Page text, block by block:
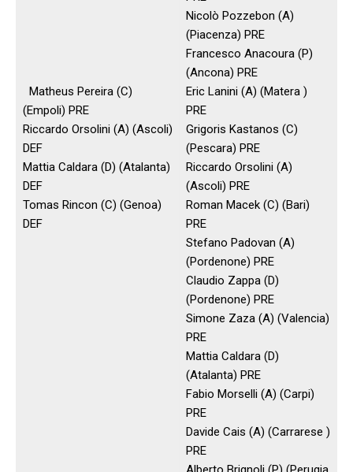
Matheus Pereira (C)
(Empoli) PRE
Riccardo Orsolini (A) (Ascoli)
DEF
Mattia Caldara (D) (Atalanta)
DEF
Tomas Rincon (C) (Genoa)
DEF
Nicolò Pozzebon (A)
(Piacenza) PRE
Francesco Anacoura (P)
(Ancona) PRE
Eric Lanini (A) (Matera )
PRE
Grigoris Kastanos (C)
(Pescara) PRE
Riccardo Orsolini (A)
(Ascoli) PRE
Roman Macek (C) (Bari)
PRE
Stefano Padovan (A)
(Pordenone) PRE
Claudio Zappa (D)
(Pordenone) PRE
Simone Zaza (A) (Valencia)
PRE
Mattia Caldara (D)
(Atalanta) PRE
Fabio Morselli (A) (Carpi)
PRE
Davide Cais (A) (Carrarese )
PRE